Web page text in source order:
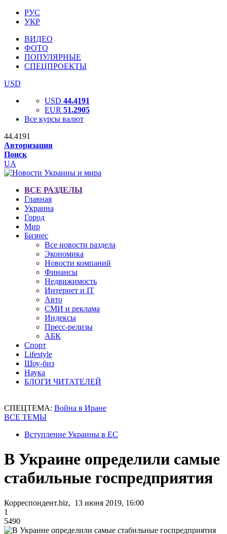
РУС
УКР
ВИДЕО
ФОТО
ПОПУЛЯРНЫЕ
СПЕЦПРОЕКТЫ
USD
USD 44.4191
EUR 51.2905
Все курсы валют
44.4191
Авторизация
Поиск
UA
ВСЕ РАЗДЕЛЫ
Главная
Украина
Город
Мир
Бизнес
Все новости раздела
Экономика
Новости компаний
Финансы
Недвижимость
Интернет и IT
Авто
СМИ и реклама
Индексы
Пресс-релизы
АБК
Спорт
Lifestyle
Шоу-биз
Наука
БЛОГИ ЧИТАТЕЛЕЙ
СПЕЦТЕМА: Война в Иране
ВСЕ ТЕМЫ
Вступление Украины в ЕС
В Украине определили самые
стабильные госпредприятия
Корреспондент.biz, 13 июня 2019, 16:00
1
5490